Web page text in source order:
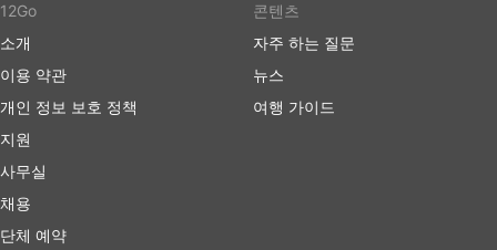
12Go
소개
이용 약관
개인 정보 보호 정책
지원
사무실
채용
단체 예약
콘텐츠
자주 하는 질문
뉴스
여행 가이드